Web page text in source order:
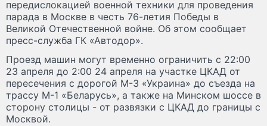
передислокацией военной техники для проведения
парада в Москве в честь 76-летия Победы в
Великой Отечественной войне. Об этом сообщает
пресс-служба ГК «Автодор».
Проезд машин могут временно ограничить с 22:00
23 апреля до 2:00 24 апреля на участке ЦКАД от
пересечения с дорогой М-3 «Украина» до съезда на
трассу М-1 «Беларусь», а также на Минском шоссе в
сторону столицы - от развязки с ЦКАД до границы с
Москвой.